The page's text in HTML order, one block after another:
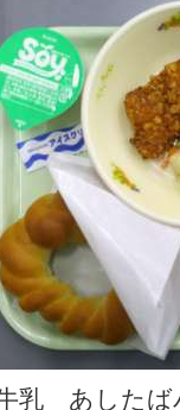
乳 あしたば